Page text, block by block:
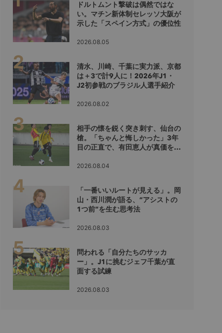
ドルトムント撃破は偶然ではな
い。マチン新体制セレッソ大阪が
示した「スペイン方式」の優位性
2026.08.05
清水、川崎、千葉に実力派、京都
は＋3で計9人に！2026年J1・
J2初参戦のブラジル人選手紹介
2026.08.02
相手の懐を鋭く突き刺す、仙台の
槍。「ちゃんと悔しかった」3年
目の正直で、有田恵人が真価を示
2026.08.04
「一番いいルートが見える」。岡
山・西川潤が語る、“アシストの
1つ前”を生む思考法
2026.08.03
問われる「自分たちのサッカ
ー」。J1に挑むジェフ千葉が直
面する試練
2026.08.03